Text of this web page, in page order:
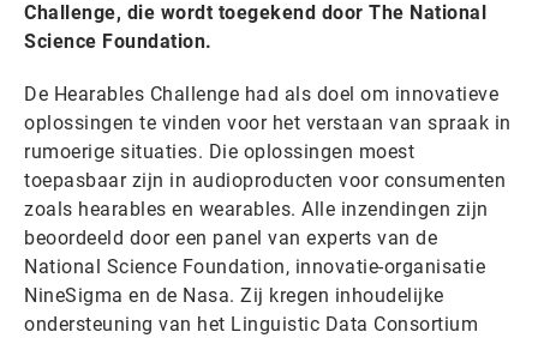
Challenge, die wordt toegekend door The National
Science Foundation.
De Hearables Challenge had als doel om innovatieve
oplossingen te vinden voor het verstaan van spraak in
rumoerige situaties. Die oplossingen moest
toepasbaar zijn in audioproducten voor consumenten
zoals hearables en wearables. Alle inzendingen zijn
beoordeeld door een panel van experts van de
National Science Foundation, innovatie-organisatie
NineSigma en de Nasa. Zij kregen inhoudelijke
ondersteuning van het Linguistic Data Consortium